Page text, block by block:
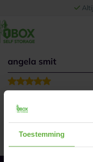
Toestemming
angela smit
uitleg. Grote
service. Het is nieuw
bereikbaar.